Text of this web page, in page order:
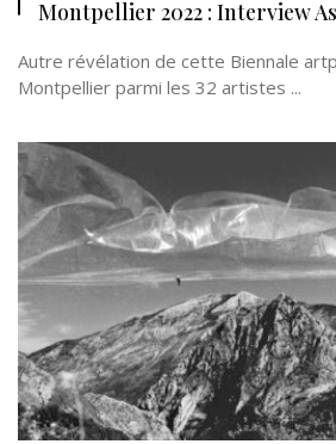
Montpellier 2022 : Interview
Autre révélation de cette Biennale
Montpellier parmi les 32 artistes ...